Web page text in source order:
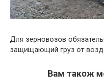
Для зерновозов
защищающий груз от
Вам також